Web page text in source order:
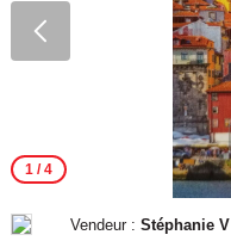
1/ 4
Vendeur : Stéphanie V